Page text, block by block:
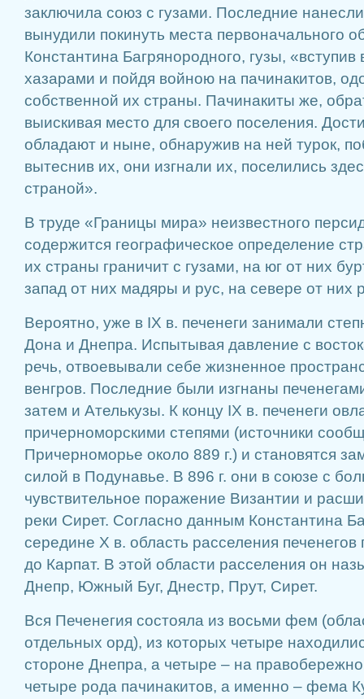
заключила союз с гузами. Последние
вынудили покинуть места первоначального
Константина Багрянородного, гузы,
хазарами и пойдя войною на пачинакитов,
собственной их страны. Пачинакиты же,
выискивая место для своего поселения.
обладают и ныне, обнаружив на ней турок,
вытеснив их, они изгнали их, поселились
страной».
В труде «Границы мира» неизвестного
содержится географическое определение
их страны граничит с гузами, на юг от них
запад от них мадяры и рус, на севере от них
Вероятно, уже в IX в. печенеги занимали
Дона и Днепра. Испытывая давление с
речь, отвоевывали себе жизненное
венгров. Последние были изгнаны
затем и Ателькузы. К концу IX в. печенеги
причерноморскими степями (источники
Причерноморье около 889 г.) и становятся
силой в Подунавье. В 896 г. они в союзе с
чувствительное поражение Византии и
реки Сирет. Согласно данным Константина
середине X в. область расселения
до Карпат. В этой области расселения он
Днепр, Южный Буг, Днестр, Прут, Сирет.
Вся Печенегия состояла из восьми фем
отдельных орд), из которых четыре
стороне Днепра, а четыре – на
четыре рода пачинакитов, а именно – фема